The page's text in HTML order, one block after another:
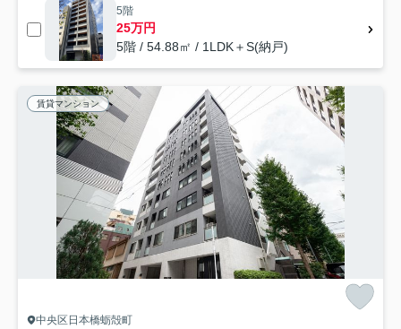
5階
25万円
5階 / 54.88㎡ / 1LDK＋S(納戸)
賃貸マンション
中央区日本橋蛎殻町